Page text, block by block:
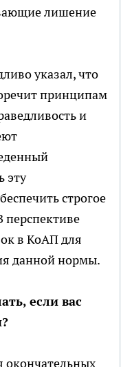
лишение
указал, что
принципам
и
эту
строгое
перспективе
в КоАП для
данной нормы.
если вас
окончательных